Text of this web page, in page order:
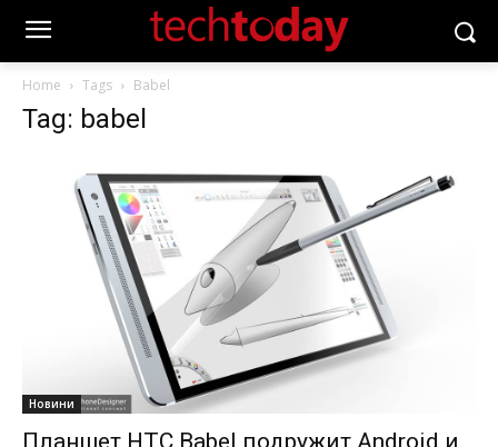
Home Tags Babel
Tag: babel
Новини
Планшет HTC Babel подружит Android и